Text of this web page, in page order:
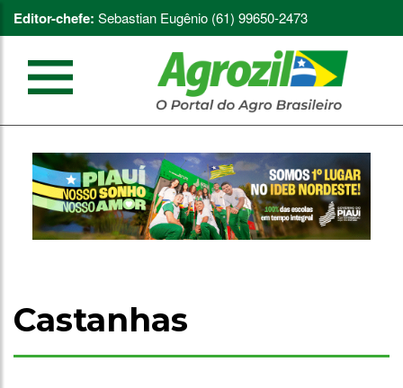
Editor-chefe: Sebastian Eugênio (61) 99650-2473
Castanhas